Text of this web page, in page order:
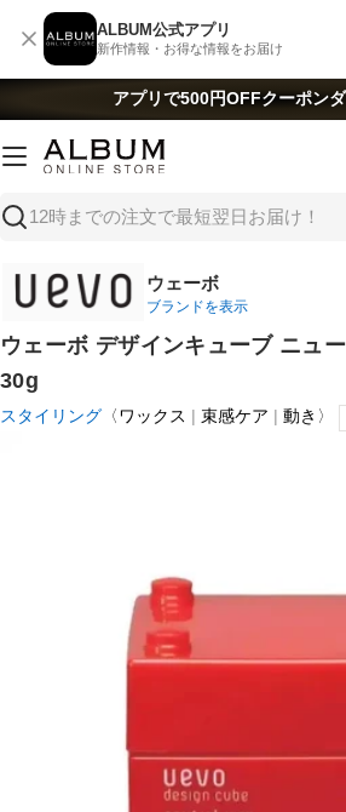
へ
キ
プ
ALBUM公式アプリ
新作情報・お得な情報をお届け
アプリで500円OFFクーポン
検
ウェーボ
ブランドを表示
ウェーボ デザインキューブ ニュ
30g
スタイリング 〈 ワックス 束感ケア 動き 〉